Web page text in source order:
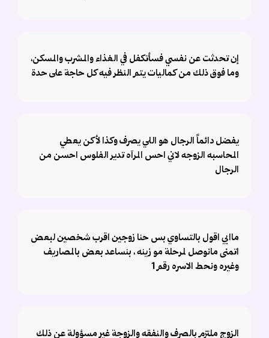
إن تحدثت عن نفسي فسأتكفل في الغذاء والمشرب والمسكن،
وما فوق ذلك من كماليات يتم النظر فيه كل حاجة على حدة
يفضل دائماً الرجال هو اللي يصرف وكذا لأكن يعطي
المحاسبه الزوجه لاني احس المرآه تدير الفلوس احسن من
الرجال
ماابي اقول بالتساوي بس حنا زوجين اقرب شخصين لبعض
اتمنى مانوصل لمرحلة مو زينه ، بنساعد بعض بالمصاريف
وغيره ونحط الاسره رقم 1
الزوج ملتزم بالصرف والنفقه والزوجة غير مسؤولة عن ذلك